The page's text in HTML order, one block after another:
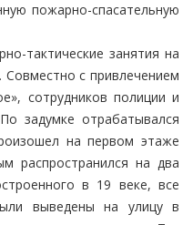
пожарно-спасательную
тактические занятия на
с привлечением
сотрудников полиции и
задумке отрабатывался
на первом этаже
распространился на два
в 19 веке, все
выведены на улицу в